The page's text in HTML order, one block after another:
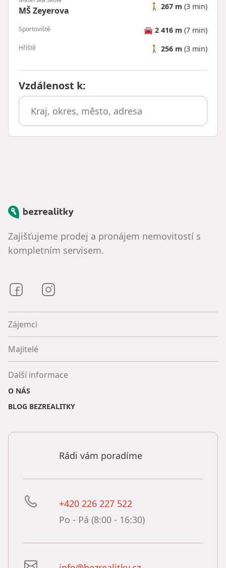
MŠ Zeyerova 🚶 267 m (3 min)
Sportoviště 🚘 2 416 m (7 min)
Hřiště 🚶 256 m (3 min)
Vzdálenost k:
Bezrealitky
Zajišťujeme prodej a pronájem nemovitostí s
kompletním servisem.
Bezrealitky na Facebooku
Zájemci
Majitelé
Další informace
O NÁS
BLOG BEZREALITKY
Rádi vám poradíme
+420 226 227 522
Po - Pá (8:00 - 16:30)